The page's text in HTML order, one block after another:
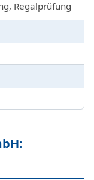
Regalprüfung